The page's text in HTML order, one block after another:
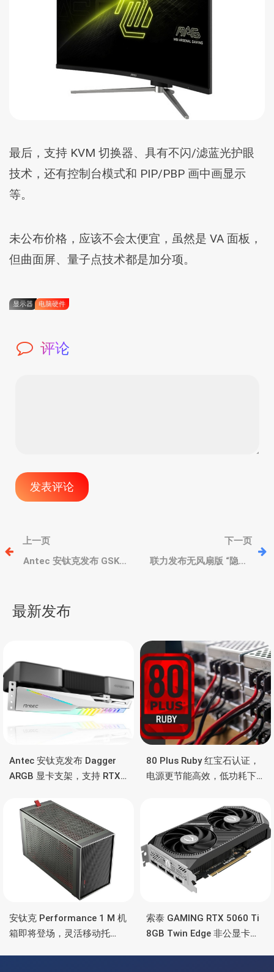
最后，支持 KVM 切换器、具有不闪/滤蓝光护眼
技术，还有控制台模式和 PIP/PBP 画中画显示
等。
未公布价格，应该不会太便宜，虽然是 VA 面板，
但曲面屏、量子点技术都是加分项。
显示器 电脑硬件
评论
文
章
航
上一页
Antec 安钛克发布 GSK
保、支持RTX 40
下一页
联力发布无风扇版 “隐流”
最新发布
Antec 安钛克发布 Dagger
ARGB 显卡支架，支持 RTX
彩灯效
80 Plus Ruby 红宝石认证，
电源更节能高效，低功耗下
安钛克 Performance 1 M 机
箱即将登场，灵活移动托
索泰 GAMING RTX 5060 Ti
8GB Twin Edge 非公显卡，